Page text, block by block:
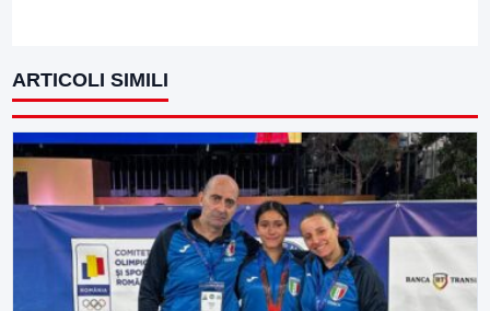
ARTICOLI SIMILI